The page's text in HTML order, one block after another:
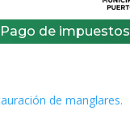
Pago de impuestos